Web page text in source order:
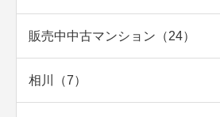
販売中中古マンション（24）
相川（7）